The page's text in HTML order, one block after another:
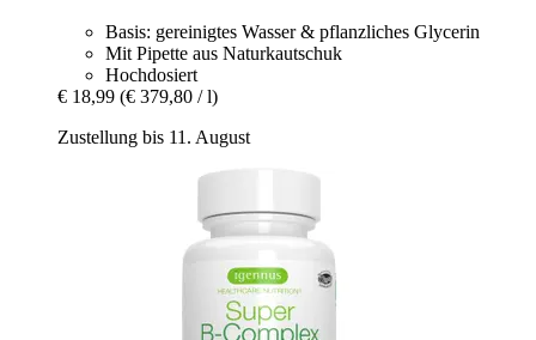
Basis: gereinigtes Wasser & pflanzliches Glycerin
Mit Pipette aus Naturkautschuk
Hochdosiert
€ 18,99 (€ 379,80 / l)
Zustellung bis 11. August